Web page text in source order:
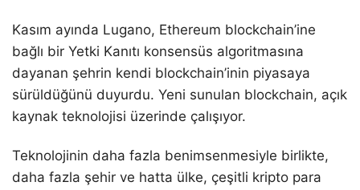
Kasım ayında Lugano, Ethereum blockchain’ine
bağlı bir Yetki Kanıtı konsensüs algoritmasına
dayanan şehrin kendi blockchain’inin piyasaya
sürüldüğünü duyurdu. Yeni sunulan blockchain, açık
kaynak teknolojisi üzerinde çalışıyor.
Teknolojinin daha fazla benimsenmesiyle birlikte,
daha fazla şehir ve hatta ülke, çeşitli kripto para